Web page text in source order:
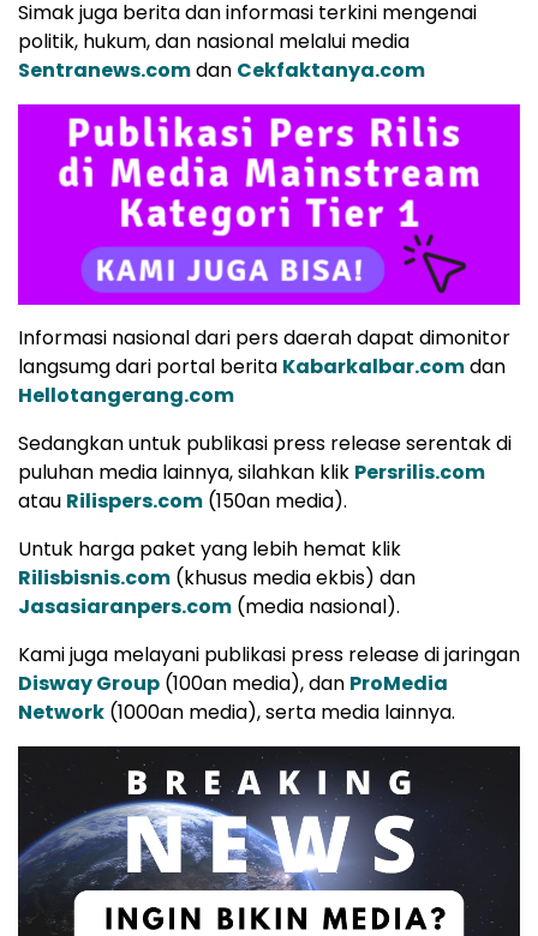
Simak juga berita dan informasi terkini mengenai
politik, hukum, dan nasional melalui media
Sentranews.comdan Cekfaktanya.com
Informasi nasional dari pers daerah dapat dimonitor
langsumg dari portal berita Kabarkalbar.comdan
Hellotangerang.com
Sedangkan untuk publikasi press release serentak di
puluhan media lainnya, silahkan klik Persrilis.com
atau Rilispers.com (150an media).
Untuk harga paket yang lebih hemat klik
Rilisbisnis.com (khusus media ekbis) dan
Jasasiaranpers.com (media nasional).
Kami juga melayani publikasi press release di jaringan
Disway Group (100an media), dan ProMedia
Network (1000an media), serta media lainnya.